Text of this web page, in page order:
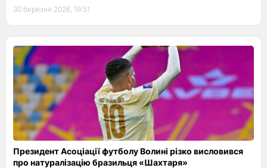
30 березня 2026, 19:51
Президент Асоціації футболу Волині різко висловився
про натуралізацію бразильця «Шахтаря»